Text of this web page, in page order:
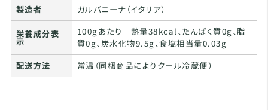
製造者
ガルバニーナ（イタリア）
栄養成分表
示
100gあたり 熱量38kcal、たんぱく質0g、脂
質0g、炭水化物9.5g、食塩相当量0.03g
配送方法
常温（同梱商品によりクール冷蔵便）